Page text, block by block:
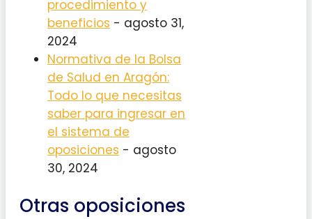
procedimiento y
beneficios - agosto 31,
2024
Normativa de la Bolsa
de Salud en Aragón:
Todo lo que necesitas
saber para ingresar en
el sistema de
oposiciones - agosto
30, 2024
Otras oposiciones